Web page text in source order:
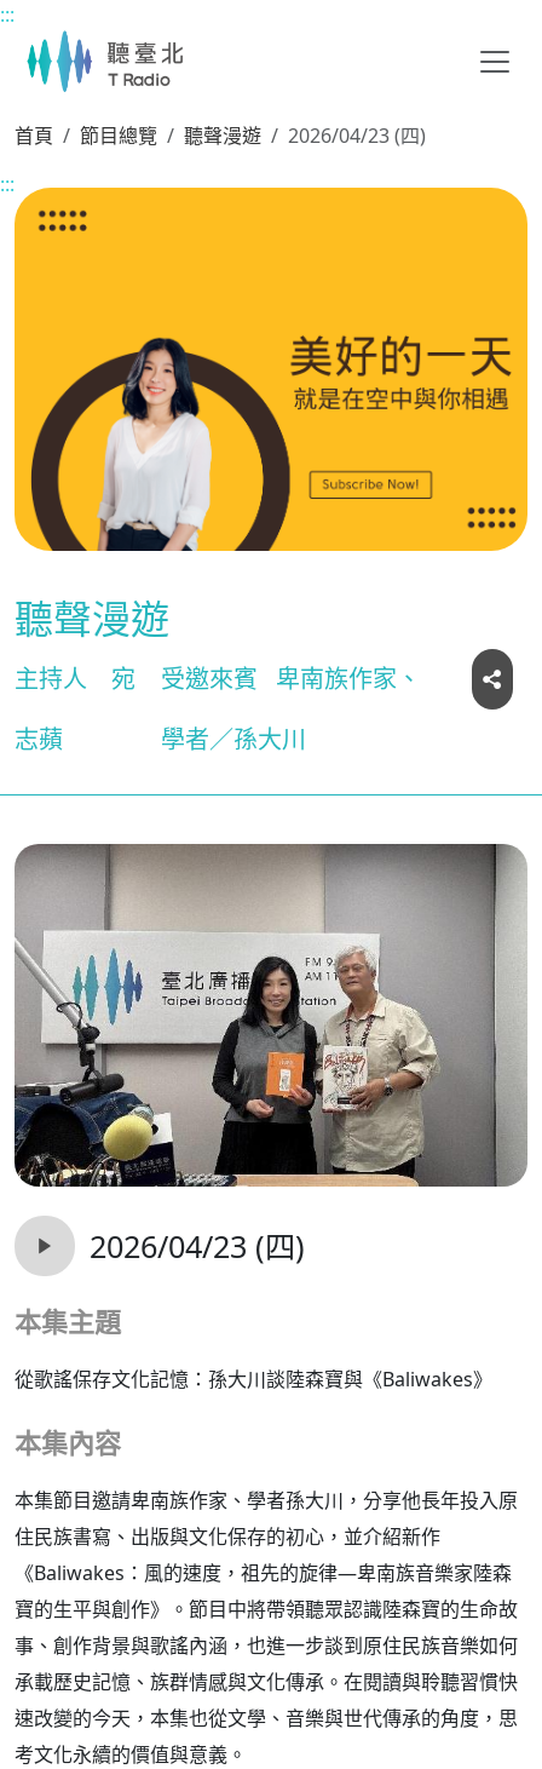
主要內容區塊
:::
首頁 節目總覽 聽聲漫遊
2026/04/23 (四)
:::
聽聲漫遊
主持人
宛
志蘋
受邀來賓
卑南族作家、
學者／孫大川
2026/04/23 (四)
本集主題
從歌謠保存文化記憶：孫大川談陸森寶與《Baliwakes》
本集內容
本集節目邀請卑南族作家、學者孫大川，分享他長年投入原
住民族書寫、出版與文化保存的初心，並介紹新作
《Baliwakes：風的速度，祖先的旋律—卑南族音樂家陸森
寶的生平與創作》。節目中將帶領聽眾認識陸森寶的生命故
事、創作背景與歌謠內涵，也進一步談到原住民族音樂如何
承載歷史記憶、族群情感與文化傳承。在閱讀與聆聽習慣快
速改變的今天，本集也從文學、音樂與世代傳承的角度，思
考文化永續的價值與意義。